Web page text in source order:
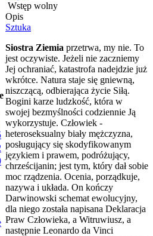
Wstęp wolny
Opis
Sztuka
Siostra Ziemia przetrwa, my nie. To
jest oczywiste. Jeżeli nie zaczniemy
Jej ochraniać, katastrofa nadejdzie już
wkrótce. Natura staje się gniewną,
niszczącą, odbierająca życie Siłą.
Bogini karze ludzkość, która w
swojej bezmyślności codziennie Ją
wykorzystuje. Człowiek -
heteroseksualny biały mężczyzna,
posługujący się skodyfikowanym
językiem i prawem, podróżujący,
chrześcijanin; jest tym, który dał sobie
moc rządzenia. Ocenia, porządkuje,
nazywa i układa. On kończy
Darwinowski schemat ewolucyjny,
dla niego została napisana Deklaracja
Praw Człowieka, a Witruwiusz, a
następnie Leonardo da Vinci